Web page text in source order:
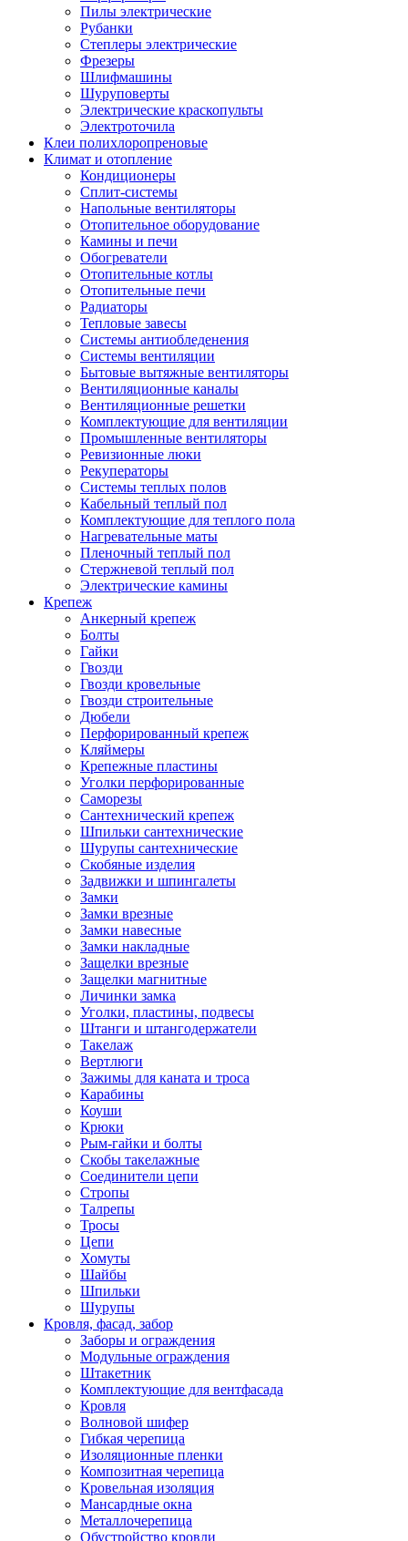
Пилы электрические
Рубанки
Степлеры электрические
Фрезеры
Шлифмашины
Шуруповерты
Электрические краскопульты
Электроточила
Клеи полихлоропреновые
Климат и отопление
Кондиционеры
Сплит-системы
Напольные вентиляторы
Отопительное оборудование
Камины и печи
Обогреватели
Отопительные котлы
Отопительные печи
Радиаторы
Тепловые завесы
Системы антиобледенения
Системы вентиляции
Бытовые вытяжные вентиляторы
Вентиляционные каналы
Вентиляционные решетки
Комплектующие для вентиляции
Промышленные вентиляторы
Ревизионные люки
Рекуператоры
Системы теплых полов
Кабельный теплый пол
Комплектующие для теплого пола
Нагревательные маты
Пленочный теплый пол
Стержневой теплый пол
Электрические камины
Крепеж
Анкерный крепеж
Болты
Гайки
Гвозди
Гвозди кровельные
Гвозди строительные
Дюбели
Перфорированный крепеж
Кляймеры
Крепежные пластины
Уголки перфорированные
Саморезы
Сантехнический крепеж
Шпильки сантехнические
Шурупы сантехнические
Скобяные изделия
Задвижки и шпингалеты
Замки
Замки врезные
Замки навесные
Замки накладные
Защелки врезные
Защелки магнитные
Личинки замка
Уголки, пластины, подвесы
Штанги и штангодержатели
Такелаж
Вертлюги
Зажимы для каната и троса
Карабины
Коуши
Крюки
Рым-гайки и болты
Скобы такелажные
Соединители цепи
Стропы
Талрепы
Тросы
Цепи
Хомуты
Шайбы
Шпильки
Шурупы
Кровля, фасад, забор
Заборы и ограждения
Модульные ограждения
Штакетник
Комплектующие для вентфасада
Кровля
Волновой шифер
Гибкая черепица
Изоляционные пленки
Композитная черепица
Кровельная изоляция
Мансардные окна
Металлочерепица
Обустройство кровли